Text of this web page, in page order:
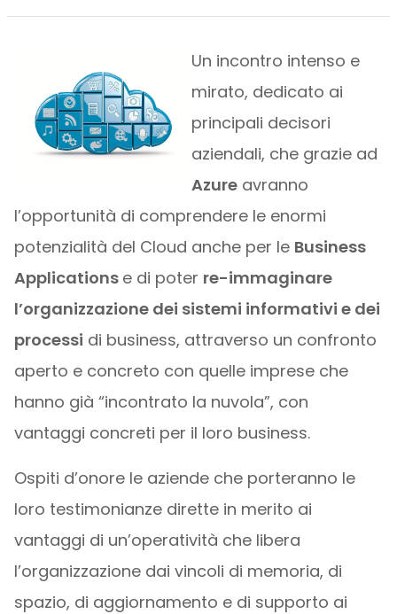
Un incontro intenso e
mirato, dedicato ai
principali decisori
aziendali, che grazie ad
Azureavranno
l’opportunità di comprendere le enormi
potenzialità del Cloud anche per le Business
Applications e di poter re-immaginare
l’organizzazione dei sistemi informativi e dei
processi di business, attraverso un confronto
aperto e concreto con quelle imprese che
hanno già “incontrato la nuvola”, con
vantaggi concreti per il loro business.
Ospiti d’onore le aziende che porteranno le
loro testimonianze dirette in merito ai
vantaggi di un’operatività che libera
l’organizzazione dai vincoli di memoria, di
spazio, di aggiornamento e di supporto ai